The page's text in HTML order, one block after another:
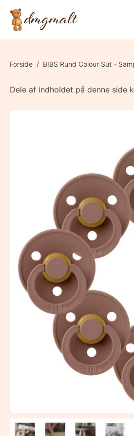
Forside / BIBS Rund Colour Sut -
Dele af indholdet på denne